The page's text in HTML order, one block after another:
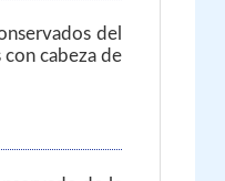
del
cabeza de